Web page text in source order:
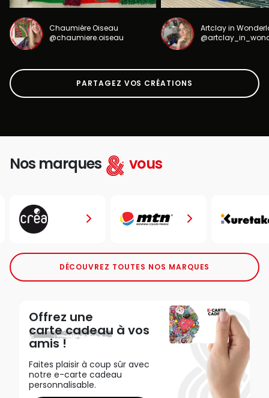
Chaumière Oiseau
@chaumiere.oiseau
Artclay in
PARTAGEZ VOS CRÉATIONS
Nos marques vous
DÉCOUVREZ TOUTES NOS MARQUES
Offrez une
carte cadeau à vos
amis !
Faites plaisir à coup sûr avec
notre e-carte cadeau
personnalisable.